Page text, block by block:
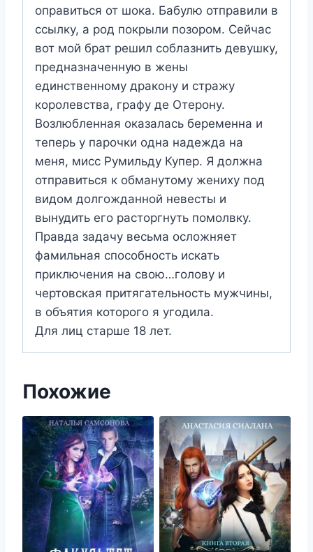
оправиться от шока. Бабулю отправили в
ссылку, а род покрыли позором. Сейчас
вот мой брат решил соблазнить девушку,
предназначенную в жены
единственному дракону и стражу
королевства, графу де Отерону.
Возлюбленная оказалась беременна и
теперь у парочки одна надежда на
меня, мисс Румильду Купер. Я должна
отправиться к обманутому жениху под
видом долгожданной невесты и
вынудить его расторгнуть помолвку.
Правда задачу весьма осложняет
фамильная способность искать
приключения на свою…голову и
чертовская притягательность мужчины,
в объятия которого я угодила.
Для лиц старше 18 лет.
Похожие